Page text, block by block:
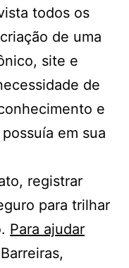
todos os
de uma
site e
de
e
em sua
registrar
para trilhar
Para ajudar